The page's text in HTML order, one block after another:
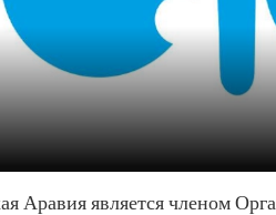
Аравия является членом